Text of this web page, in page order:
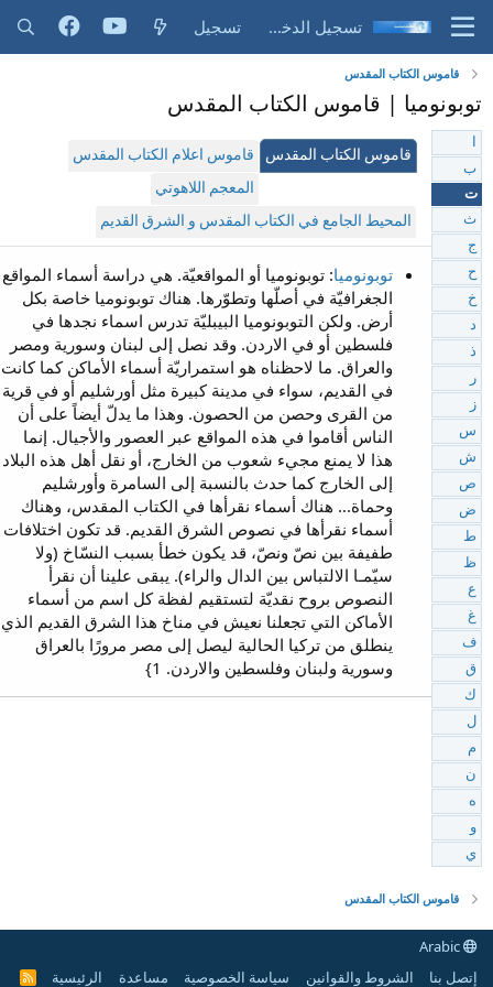
تسجيل الدخول تسجيل
قاموس الكتاب المقدس
توبونوميا | قاموس الكتاب المقدس
قاموس الكتاب المقدس
قاموس اعلام الكتاب المقدس
المعجم اللاهوتي
المحيط الجامع في الكتاب المقدس و الشرق القديم
توبونوميا: توبونوميا أو المواقعيّة. هي دراسة أسماء المواقع
الجغرافيّة في أصلّها وتطوّرها. هناك توبونوميا خاصة بكل
أرض. ولكن التوبونوميا البيبليّة تدرس اسماء نجدها في
فلسطين أو في الاردن. وقد نصل إلى لبنان وسورية ومصر
والعراق. ما لاحظناه هو استمراريّة أسماء الأماكن كما كانت
في القديم، سواء في مدينة كبيرة مثل أورشليم أو في قرية
من القرى وحصن من الحصون. وهذا ما يدلّ أيضاً على أن
الناس أقاموا في هذه المواقع عبر العصور والأجيال. إنما
هذا لا يمنع مجيء شعوب من الخارج، أو نقل أهل هذه البلاد
إلى الخارج كما حدث بالنسبة إلى السامرة وأورشليم
وحماة... هناك أسماء نقرأها في الكتاب المقدس، وهناك
أسماء نقرأها في نصوص الشرق القديم. قد تكون اختلافات
طفيفة بين نصّ ونصّ، قد يكون خطأ بسبب النسّاخ (ولا
سيّمـا الالتباس بين الدال والراء). يبقى علينا أن نقرأ
النصوص بروح نقديّة لتستقيم لفظة كل اسم من أسماء
الأماكن التي تجعلنا نعيش في مناخ هذا الشرق القديم الذي
ينطلق من تركيا الحالية ليصل إلى مصر مرورًا بالعراق
وسورية ولبنان وفلسطين والاردن. 1}
ب
ت
ث
ج
ح
خ
د
ذ
ر
ز
س
ش
ص
ض
ط
ظ
ع
غ
ف
ق
ك
ل
م
ن
ه
و
ي
قاموس الكتاب المقدس
إتصل بنا
الشروط والقوانين سياسة الخصوصية مساعدة الرئيسية
R